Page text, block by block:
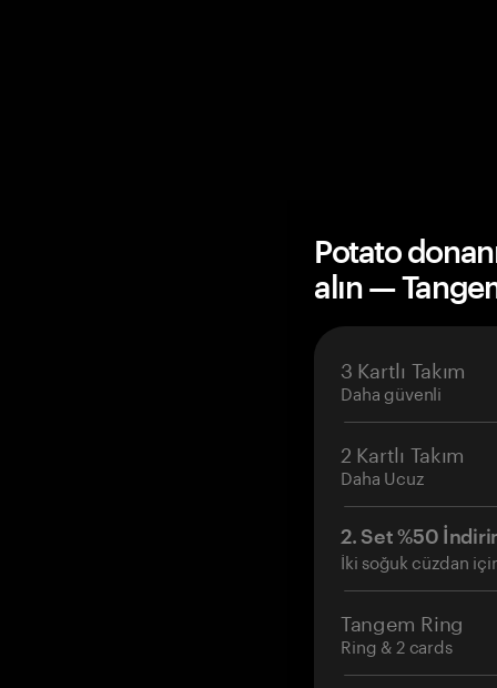
Potato
alın —
3 Kartlı Takım
Daha güvenli
2 Kartlı Takım
Daha Ucuz
2. Set %50
İki soğuk cüzdan
Tangem Ring
Ring & 2 cards